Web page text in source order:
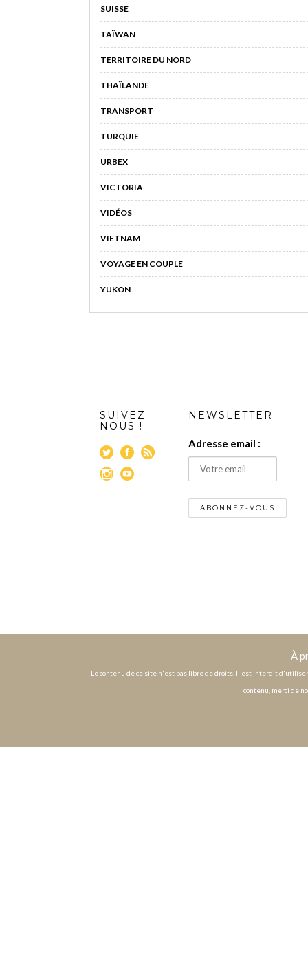
SUISSE
TAÏWAN
TERRITOIRE DU NORD
THAÏLANDE
TRANSPORT
TURQUIE
URBEX
VICTORIA
VIDÉOS
VIETNAM
VOYAGE EN COUPLE
YUKON
SUIVEZ
NOUS !
NEWSLETTER
Adresse email :
À
Le contenu de ce site n'est pas libre de droits. Il est interdit
contenu, merci de